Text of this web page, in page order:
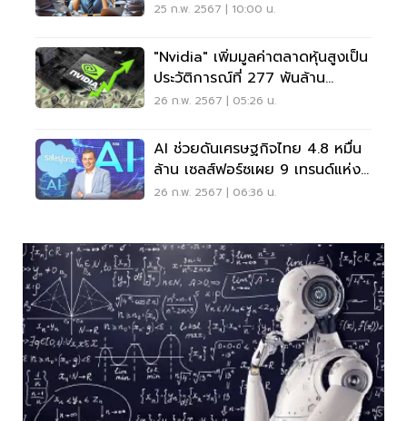
25 ก.พ. 2567 | 10:00 น.
"Nvidia" เพิ่มมูลค่าตลาดหุ้นสูงเป็น
ประวัติการณ์ที่ 277 พันล้าน
ดอลลาร์
26 ก.พ. 2567 | 05:26 น.
AI ช่วยดันเศรษฐกิจไทย 4.8 หมื่น
ล้าน เซลส์ฟอร์ซเผย 9 เทรนด์แห่ง
อนาคต
26 ก.พ. 2567 | 06:36 น.